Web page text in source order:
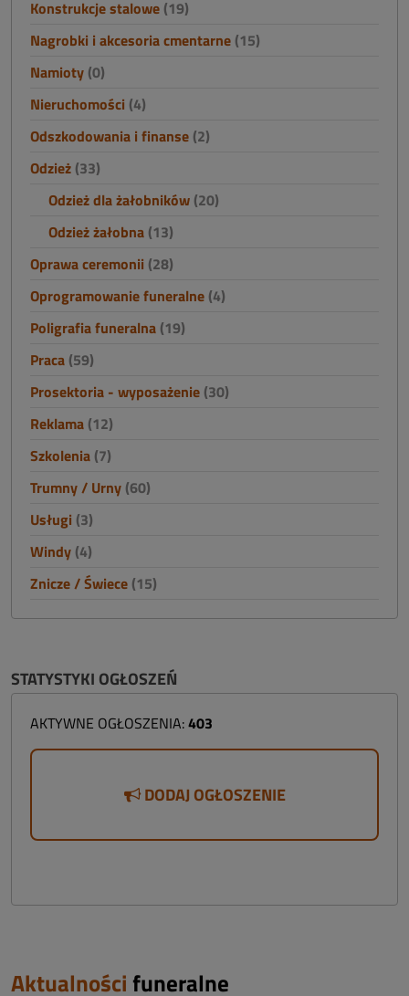
Konstrukcje stalowe (19)
Nagrobki i akcesoria cmentarne (15)
Namioty (0)
Nieruchomości (4)
Odszkodowania i finanse (2)
Odzież (33)
Odzież dla żałobników (20)
Odzież żałobna (13)
Oprawa ceremonii (28)
Oprogramowanie funeralne (4)
Poligrafia funeralna (19)
Praca (59)
Prosektoria - wyposażenie (30)
Reklama (12)
Szkolenia (7)
Trumny / Urny (60)
Usługi (3)
Windy (4)
Znicze / Świece (15)
STATYSTYKI OGŁOSZEŃ
AKTYWNE OGŁOSZENIA:403
DODAJ OGŁOSZENIE
Aktualnościfuneralne